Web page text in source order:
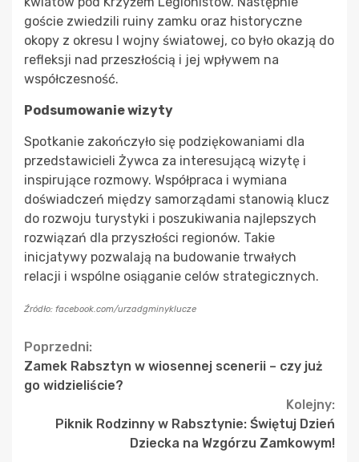
goście zwiedzili ruiny zamku oraz historyczne
okopy z okresu I wojny światowej, co było okazją do
refleksji nad przeszłością i jej wpływem na
współczesność.
Podsumowanie wizyty
Spotkanie zakończyło się podziękowaniami dla
przedstawicieli Żywca za interesującą wizytę i
inspirujące rozmowy. Współpraca i wymiana
doświadczeń między samorządami stanowią klucz
do rozwoju turystyki i poszukiwania najlepszych
rozwiązań dla przyszłości regionów. Takie
inicjatywy pozwalają na budowanie trwałych
relacji i wspólne osiąganie celów strategicznych.
Źródło: facebook.com/urzadgminyklucze
Continue
Reading
Poprzedni:
Zamek Rabsztyn w wiosennej scenerii – czy już
go widzieliście?
Kolejny:
Piknik Rodzinny w Rabsztynie: Świętuj Dzień
Dziecka na Wzgórzu Zamkowym!